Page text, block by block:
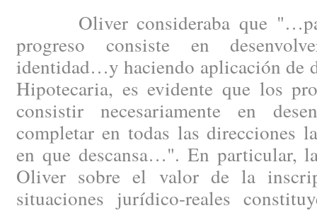
Oliver consideraba que
progreso consiste en
identidad…y haciendo aplicación de
Hipotecaria, es evidente que los
consistir necesariamente en
completar en todas las direcciones
en que descansa…". En particular,
Oliver sobre el valor de la
situaciones jurídico-reales